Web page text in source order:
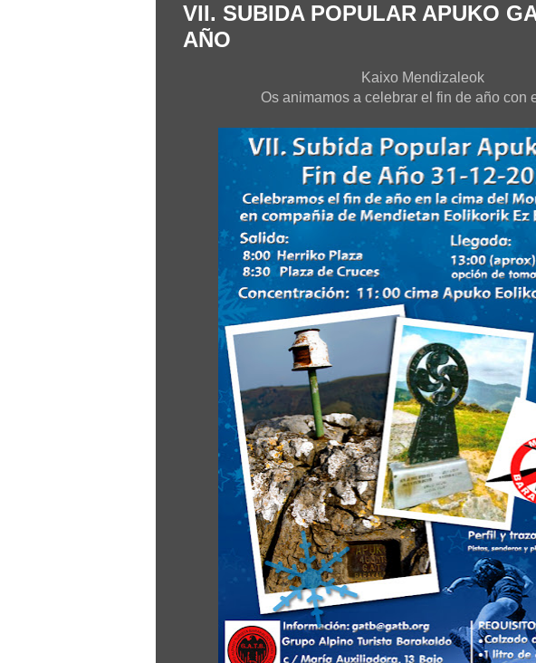
VII. SUBIDA POPULAR APUKO
AÑO
Kaixo Mendizaleok
Os animamos a celebrar el fin de año con